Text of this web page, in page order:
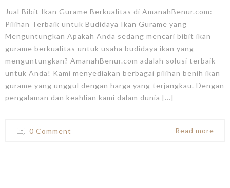
Jual Bibit Ikan Gurame Berkualitas di AmanahBenur.com:
Pilihan Terbaik untuk Budidaya Ikan Gurame yang
Menguntungkan Apakah Anda sedang mencari bibit ikan
gurame berkualitas untuk usaha budidaya ikan yang
menguntungkan? AmanahBenur.com adalah solusi terbaik
untuk Anda! Kami menyediakan berbagai pilihan benih ikan
gurame yang unggul dengan harga yang terjangkau. Dengan
pengalaman dan keahlian kami dalam dunia [...]
0 Comment Read more